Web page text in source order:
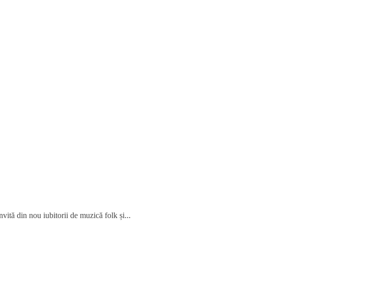
din nou iubitorii de muzică folk și...